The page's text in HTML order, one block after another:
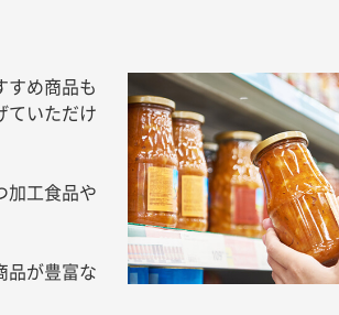
すめ商品も
ていただけ
加工食品や
品が豊富な